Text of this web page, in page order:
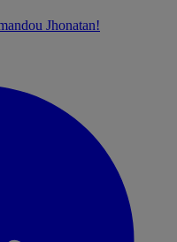
Jhonatan!